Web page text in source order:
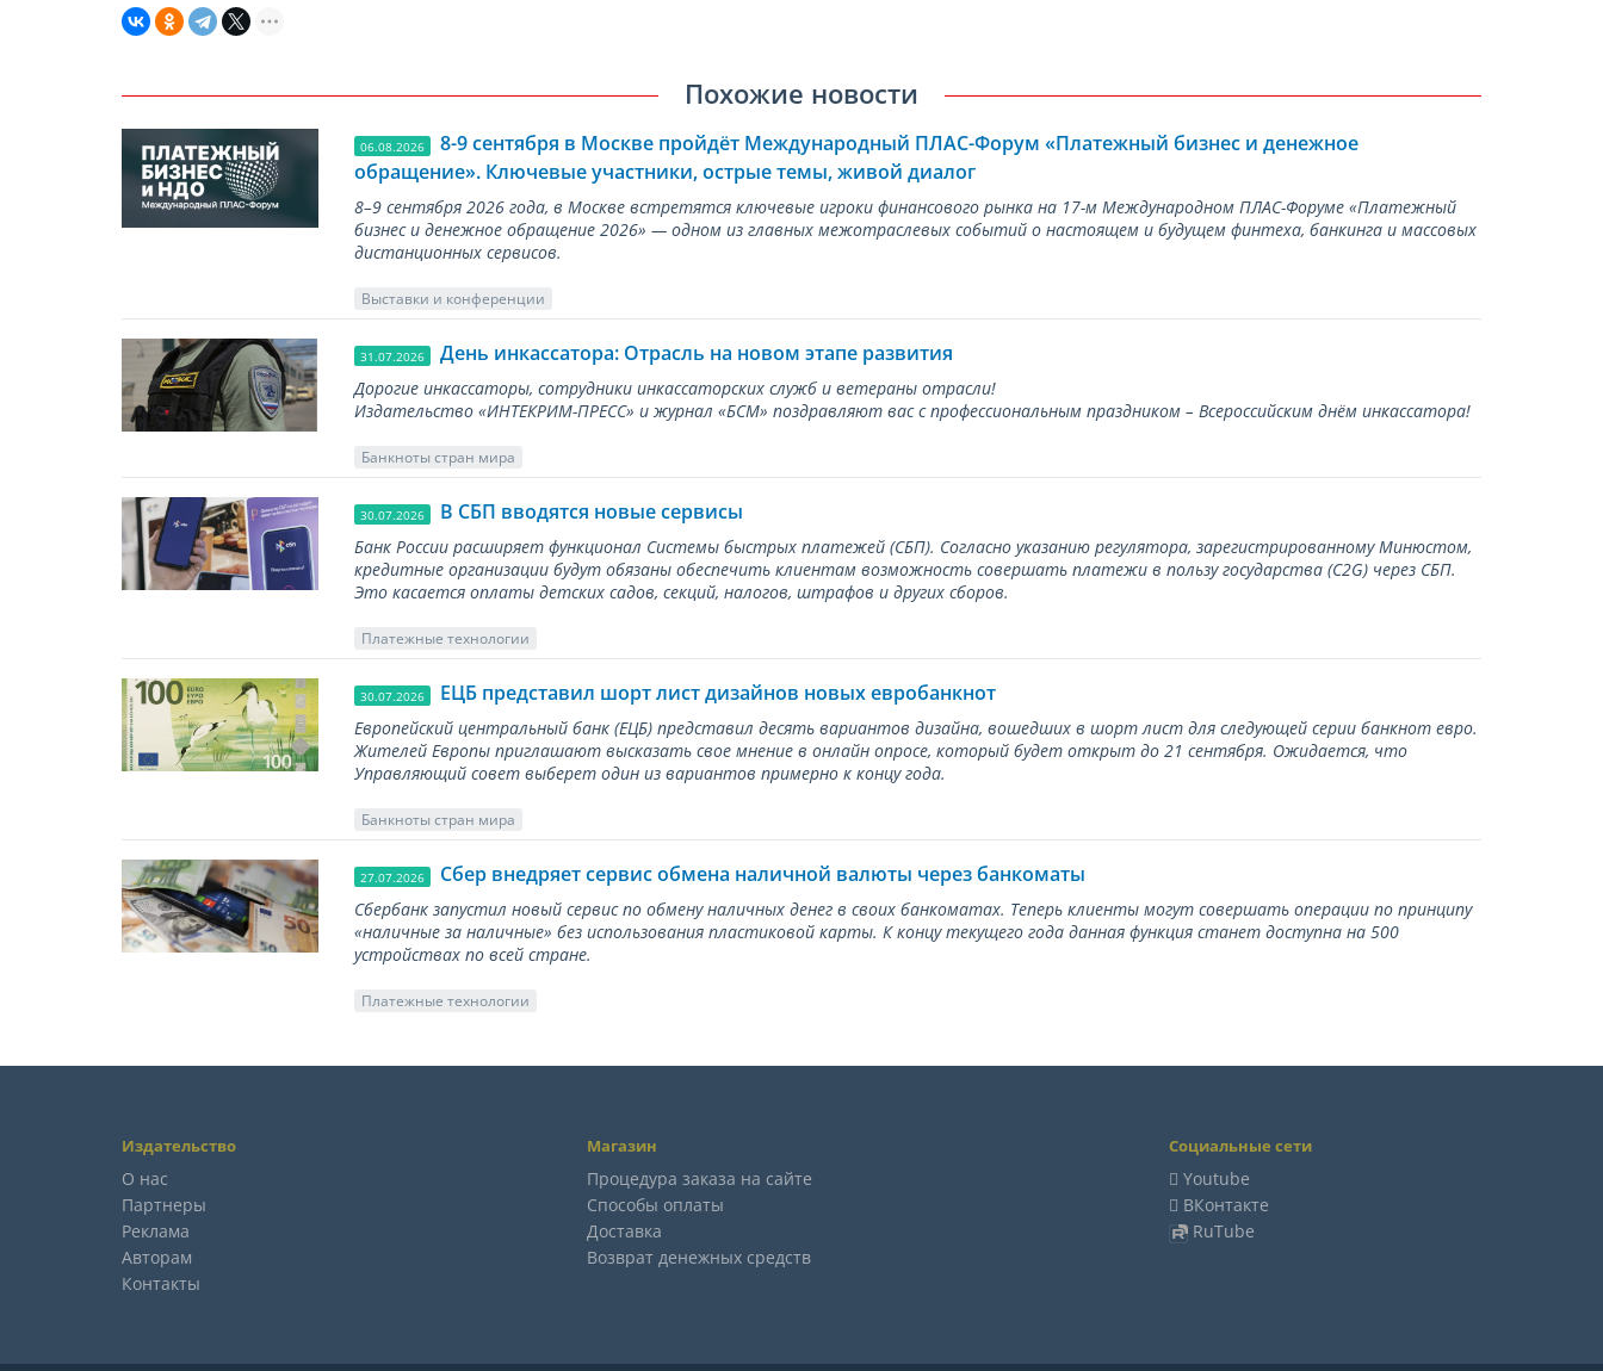
Похожие новости
06.08.2026
8-9 сентября в Москве пройдёт Международный ПЛАС-Форум «Платежный бизнес и денежное
обращение». Ключевые участники, острые темы, живой диалог
8–9 сентября 2026 года, в Москве встретятся ключевые игроки финансового рынка на 17-м Международном ПЛАС-Форуме «Платежный
бизнес и денежное обращение 2026» — одном из главных межотраслевых событий о настоящем и будущем финтеха, банкинга и массовых
дистанционных сервисов.
Выставки и конференции
31.07.2026 День инкассатора: Отрасль на новом этапе развития
Дорогие инкассаторы, сотрудники инкассаторских служб и ветераны отрасли!
Издательство «ИНТЕКРИМ-ПРЕСС» и журнал «БСМ» поздравляют вас с профессиональным праздником – Всероссийским днём инкассатора!
Банкноты стран мира
30.07.2026 В СБП вводятся новые сервисы
Банк России расширяет функционал Системы быстрых платежей (СБП). Согласно указанию регулятора, зарегистрированному Минюстом,
кредитные организации будут обязаны обеспечить клиентам возможность совершать платежи в пользу государства (С2G) через СБП.
Это касается оплаты детских садов, секций, налогов, штрафов и других сборов.
Платежные технологии
30.07.2026 ЕЦБ представил шорт лист дизайнов новых евробанкнот
Европейский центральный банк (ЕЦБ) представил десять вариантов дизайна, вошедших в шорт лист для следующей серии банкнот евро.
Жителей Европы приглашают высказать свое мнение в онлайн опросе, который будет открыт до 21 сентября. Ожидается, что
Управляющий совет выберет один из вариантов примерно к концу года.
Банкноты стран мира
27.07.2026 Сбер внедряет сервис обмена наличной валюты через банкоматы
Сбербанк запустил новый сервис по обмену наличных денег в своих банкоматах. Теперь клиенты могут совершать операции по принципу
«наличные за наличные» без использования пластиковой карты. К концу текущего года данная функция станет доступна на 500
устройствах по всей стране.
Платежные технологии
Издательство
О нас
Партнеры
Реклама
Авторам
Контакты
Магазин
Процедура заказа на сайте
Способы оплаты
Доставка
Возврат денежных средств
Социальные сети
Youtube
ВКонтакте
RuTube